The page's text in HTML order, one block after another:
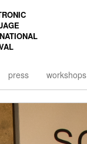
press workshops